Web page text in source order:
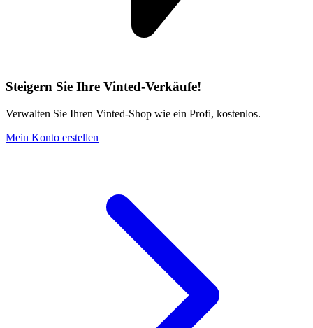
Steigern Sie Ihre Vinted-Verkäufe!
Verwalten Sie Ihren Vinted-Shop wie ein Profi, kostenlos.
Mein Konto erstellen